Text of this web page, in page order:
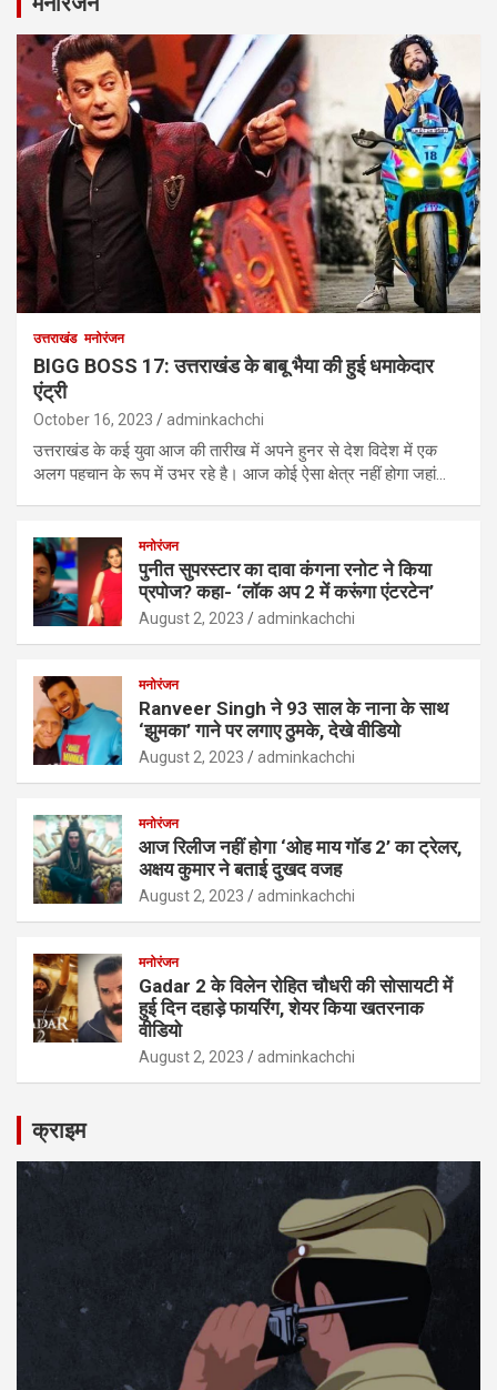
उत्तराखंड मनोरंजन
BIGG BOSS 17: उत्तराखंड के बाबू भैया की हुई धमाकेदार
एंट्री
October 16, 2023 adminkachchi
उत्तराखंड के कई युवा आज की तारीख में अपने हुनर से देश विदेश में एक
अलग पहचान के रूप में उभर रहे है। आज कोई ऐसा क्षेत्र नहीं होगा जहां…
मनोरंजन
पुनीत सुपरस्टार का दावा कंगना रनोट ने किया
प्रपोज? कहा- ‘लॉक अप 2 में करूंगा एंटरटेन’
August 2, 2023 adminkachchi
मनोरंजन
Ranveer Singh ने 93 साल के नाना के साथ
‘झुमका’ गाने पर लगाए ठुमके, देखे वीडियो
August 2, 2023 adminkachchi
मनोरंजन
आज रिलीज नहीं होगा ‘ओह माय गॉड 2’ का ट्रेलर,
अक्षय कुमार ने बताई दुखद वजह
August 2, 2023 adminkachchi
मनोरंजन
Gadar 2 के विलेन रोहित चौधरी की सोसायटी में
हुई दिन दहाड़े फायरिंग, शेयर किया खतरनाक
वीडियो
August 2, 2023 adminkachchi
क्राइम